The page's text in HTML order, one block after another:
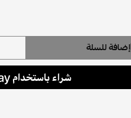
إضافة للسلة